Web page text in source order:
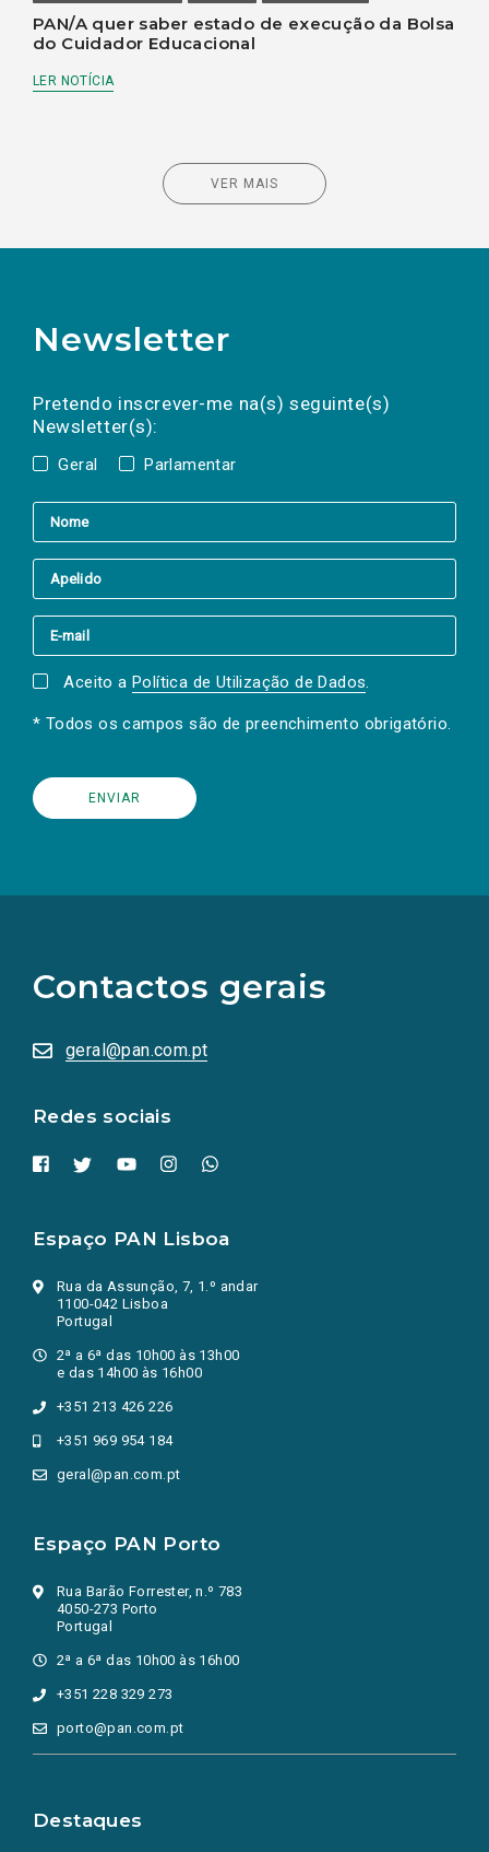
PAN/A quer saber estado de execução da Bolsa
do Cuidador Educacional
LER NOTÍCIA
VER MAIS
Newsletter
Pretendo inscrever-me na(s) seguinte(s)
Newsletter(s):
Geral Parlamentar
a(s) newsletter(s).
mail
Aceito a Política de Utilização de Dados.
* Todos os campos são de preenchimento obrigatório.
Contactos gerais
geral@pan.com.pt
Redes sociais
redes
sociais
numa
nova
Espaço PAN Lisboa
Rua da Assunção, 7, 1.º andar
1100-042 Lisboa
Portugal
2ª a 6ª das 10h00 às 13h00
e das 14h00 às 16h00
+351 213 426 226
+351 969 954 184
geral@pan.com.pt
Espaço PAN Porto
Rua Barão Forrester, n.º 783
4050-273 Porto
Portugal
2ª a 6ª das 10h00 às 16h00
+351 228 329 273
porto@pan.com.pt
Destaques